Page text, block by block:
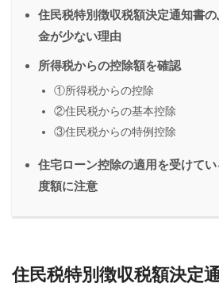
住民税特別徴収税額決定通知書
金が少ない理由
所得税からの控除額を確認
①所得税からの控除
②住民税からの基本控除
③住民税からの特例控除
住宅ローン控除の適用を受けて
度額に注意
住民税特別徴収税額決定